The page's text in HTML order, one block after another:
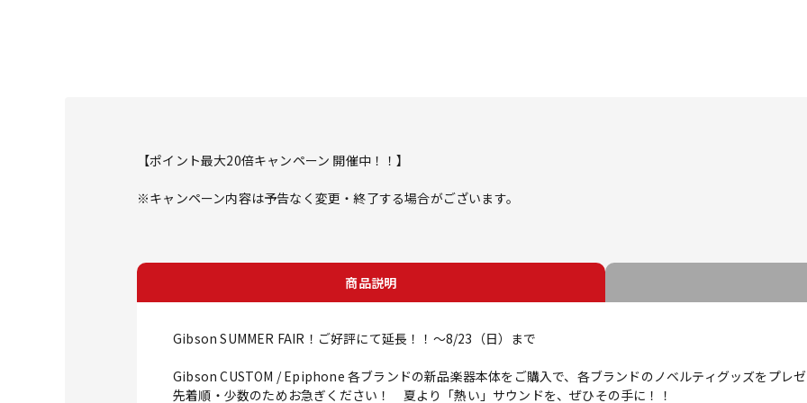
【ポイント最大20倍キャンペーン 開催中！！】
※キャンペーン内容は予告なく変更・終了する場合がございます。
商品説明
Gibson SUMMER FAIR！ご好評にて延長！！～8/23（日）まで
Gibson CUSTOM / Epiphone 各ブランドの新品楽器本体をご購入で、各ブランドのノベルティグッズをプレゼ
先着順・少数のためお急ぎください！ 夏より「熱い」サウンドを、ぜひその手に！！